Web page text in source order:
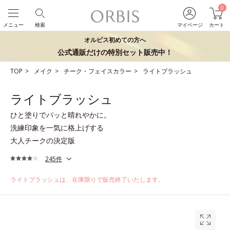
マイページ
0
カート
検索
メニュー
オルビス初めての方へ
公式通販だけの特別セット販売中！
TOP メイク チーク・フェイスカラー ライトブラッシュ
ライトブラッシュ
ひと塗りでパッと晴れやかに。
洗練印象を一気に格上げする
大人チークの決定版
245件
ライトブラッシュは、在庫限りで販売終了いたします。